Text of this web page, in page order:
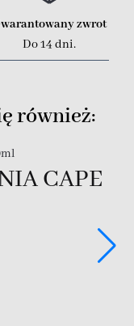
zwrot
Do 14 dni.
również:
CAPE